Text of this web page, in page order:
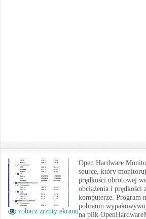
zobacz zrzuty ekranu
Open Hardware
source, który
prędkości obrotowej
obciążenia i prędkości
komputerze. Program
pobraniu
na plik